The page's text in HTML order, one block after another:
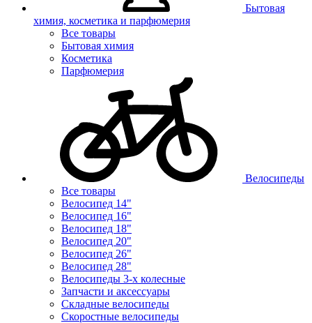
Бытовая
химия, косметика и парфюмерия
Все товары
Бытовая химия
Косметика
Парфюмерия
Велосипеды
Все товары
Велосипед 14"
Велосипед 16"
Велосипед 18"
Велосипед 20"
Велосипед 26"
Велосипед 28"
Велосипеды 3-х колесные
Запчасти и аксессуары
Складные велосипеды
Скоростные велосипеды